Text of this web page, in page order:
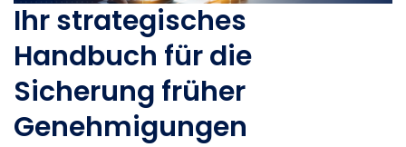
Ihr strategisches
Handbuch für die
Sicherung früher
Genehmigungen